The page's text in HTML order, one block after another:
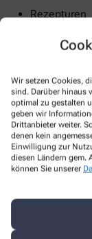
Wir setzen Cookies,
sind. Darüber hinaus
optimal zu gestalten
geben wir
Drittanbieter weiter.
denen kein
Einwilligung zur
diesen Ländern gem.
können Sie unserer
Rezepturen
BMI (Body-
Botendienst